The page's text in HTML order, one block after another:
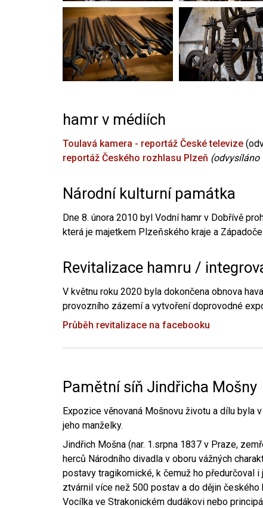
hamr v médiích
Toulavá kamera - reportáž České televize
reportáž Českého rozhlasu Plzeň (odvysíláno
Národní kulturní památka
Dne 8. února 2010 byl Vodní hamr v Dobřívě
která je majetkem Plzeňského kraje a
Revitalizace hamru /
V květnu roku 2020 byla dokončena obnova
provozního zázemí a vytvoření doprovodné
Průběh revitalizace na facebooku
Pamětní síň Jindřicha Mošny
Expozice věnovaná Mošnovu životu a dílu byla
jeho manželky.
Jindřich Mošna (nar. 1.srpna 1837 v Praze,
herců Národního divadla v oboru vážných
postavy tragikomické, k čemuž ho předurčoval
ztvárnil více než 500 postav a do dějin
Vocílka ve Strakonickém dudákovi nebo